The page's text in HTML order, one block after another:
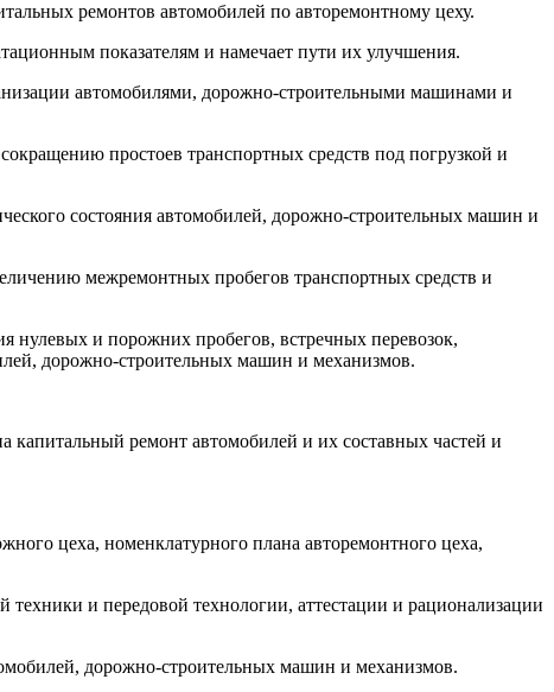
ремонтов автомобилей по авторемонтному цеху.
показателям и намечает пути их улучшения.
автомобилями, дорожно-строительными машинами и
простоев транспортных средств под погрузкой и
состояния автомобилей, дорожно-строительных машин и
межремонтных пробегов транспортных средств и
нулевых и порожних пробегов, встречных перевозок,
дорожно-строительных машин и механизмов.
капитальный ремонт автомобилей и их составных частей и
цеха, номенклатурного плана авторемонтного цеха,
техники и передовой технологии, аттестации и рационализации
дорожно-строительных машин и механизмов.